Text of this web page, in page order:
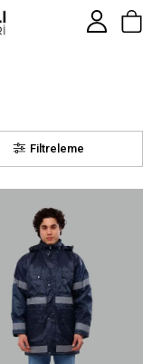
Filtreleme